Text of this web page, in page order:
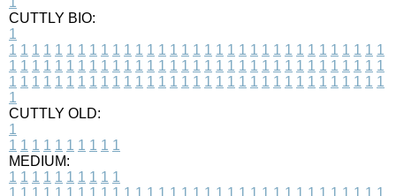
CUTTLY BIO:
1
1 1 1 1 1 1 1 1 1 1 1 1 1 1 1 1 1 1 1 1 1 1 1 1 1 1 1 1 1 1 1 1 1
1 1 1 1 1 1 1 1 1 1 1 1 1 1 1 1 1 1 1 1 1 1 1 1 1 1 1 1 1 1 1 1 1
1 1 1 1 1 1 1 1 1 1 1 1 1 1 1 1 1 1 1 1 1 1 1 1 1 1 1 1 1 1 1 1 1
1
CUTTLY OLD:
1
1 1 1 1 1 1 1 1 1 1
MEDIUM:
1 1 1 1 1 1 1 1 1 1
1 1 1 1 1 1 1 1 1 1 1 1 1 1 1 1 1 1 1 1 1 1 1 1 1 1 1 1 1 1 1 1 1